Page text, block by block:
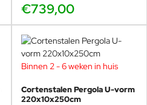
€739,00
Binnen 2 - 6 weken in huis
Cortenstalen Pergola U-vorm
220x10x250cm